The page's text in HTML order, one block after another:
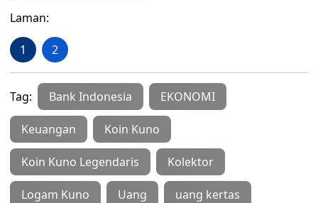
Laman:
1 2
Tag: Bank Indonesia EKONOMI
Keuangan Koin Kuno
Koin Kuno Legendaris Kolektor
Logam Kuno Uang uang kertas